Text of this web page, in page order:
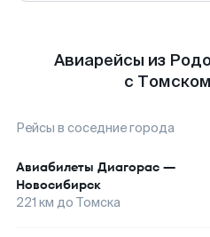
Авиарейсы из
с
Рейсы в соседние города
Авиабилеты Диагорас —
Новосибирск
221 км до Томска